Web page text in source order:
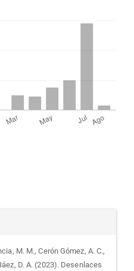
M. M., Cerón Gómez, A. C.,
D. A. (2023). Desenlaces